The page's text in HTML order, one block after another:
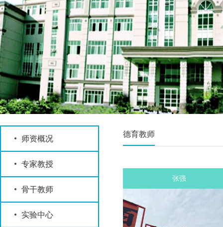
师资概况
专家教授
骨干教师
实验中心
德育教师
张强